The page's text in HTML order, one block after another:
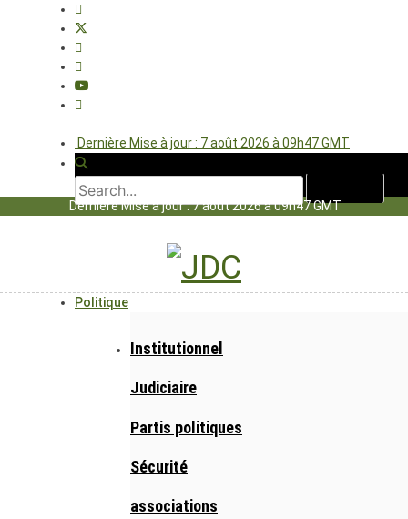
Dernière Mise à jour : 7 août 2026 à 09h47 GMT
Dernière Mise à jour : 7 août 2026 à 09h47 GMT
Politique
Institutionnel
Judiciaire
Partis politiques
Sécurité
associations